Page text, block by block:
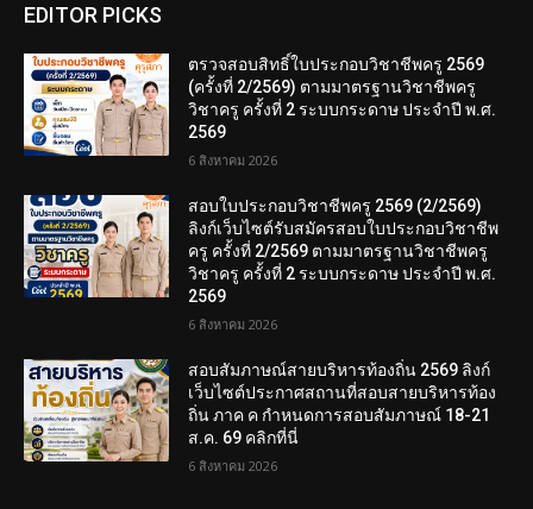
EDITOR PICKS
ตรวจสอบสิทธิ์ใบประกอบวิชาชีพครู 2569
(ครั้งที่ 2/2569) ตามมาตรฐานวิชาชีพครู
วิชาครู ครั้งที่ 2 ระบบกระดาษ ประจำปี พ.ศ.
2569
6 สิงหาคม 2026
สอบใบประกอบวิชาชีพครู 2569 (2/2569)
ลิงก์เว็บไซต์รับสมัครสอบใบประกอบวิชาชีพ
ครู ครั้งที่ 2/2569 ตามมาตรฐานวิชาชีพครู
วิชาครู ครั้งที่ 2 ระบบกระดาษ ประจำปี พ.ศ.
2569
6 สิงหาคม 2026
สอบสัมภาษณ์สายบริหารท้องถิ่น 2569 ลิงก์
เว็บไซต์ประกาศสถานที่สอบสายบริหารท้อง
ถิ่น ภาค ค กำหนดการสอบสัมภาษณ์ 18-21
ส.ค. 69 คลิกที่นี่
6 สิงหาคม 2026